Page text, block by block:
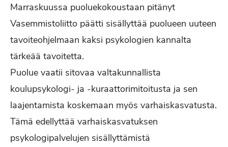
Marraskuussa puoluekokoustaan pitänyt
Vasemmistoliitto päätti sisällyttää puolueen uuteen
tavoiteohjelmaan kaksi psykologien kannalta
tärkeää tavoitetta.
Puolue vaatii sitovaa valtakunnallista
koulupsykologi- ja -kuraattorimitoitusta ja sen
laajentamista koskemaan myös varhaiskasvatusta.
Tämä edellyttää varhaiskasvatuksen
psykologipalvelujen sisällyttämistä